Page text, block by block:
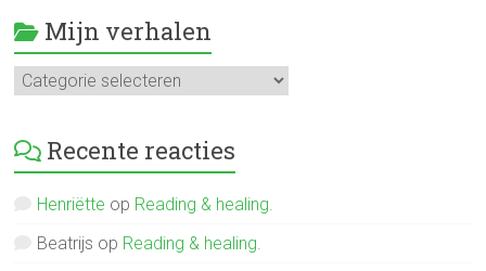
Mijn verhalen
Mijn
verhalen
Recente reacties
Henriëtte op Reading & healing.
Beatrijs op Reading & healing.